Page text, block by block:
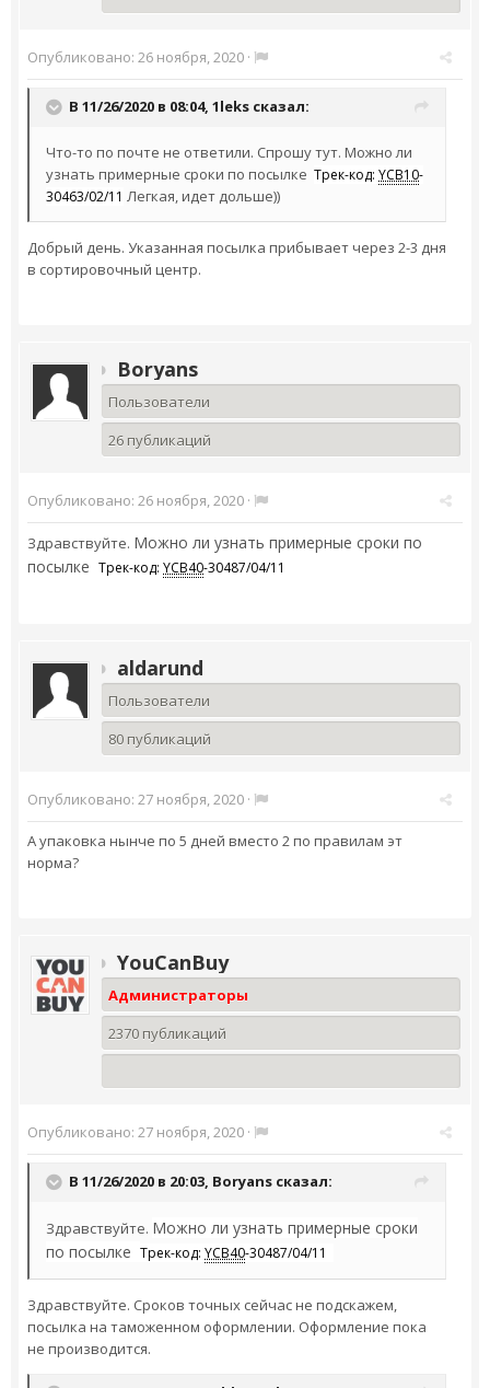
Опубликовано: 26 ноября, 2020 ·
В 11/26/2020 в 08:04, 1leks сказал:
Что-то по почте не ответили. Спрошу тут. Можно ли
узнать примерные сроки по посылке Трек-код: YCB10-
30463/02/11 Легкая, идет дольше))
Добрый день. Указанная посылка прибывает через 2-3 дня
в сортировочный центр.
Boryans
Пользователи
26 публикаций
Опубликовано: 26 ноября, 2020 ·
Здравствуйте. Можно ли узнать примерные сроки по
посылке Трек-код: YCB40-30487/04/11
aldarund
Пользователи
80 публикаций
Опубликовано: 27 ноября, 2020 ·
А упаковка нынче по 5 дней вместо 2 по правилам эт
норма?
YouCanBuy
Администраторы
2370 публикаций
Опубликовано: 27 ноября, 2020 ·
В 11/26/2020 в 20:03, Boryans сказал:
Здравствуйте. Можно ли узнать примерные сроки
по посылке Трек-код: YCB40-30487/04/11
Здравствуйте. Сроков точных сейчас не подскажем,
посылка на таможенном оформлении. Оформление пока
не производится.